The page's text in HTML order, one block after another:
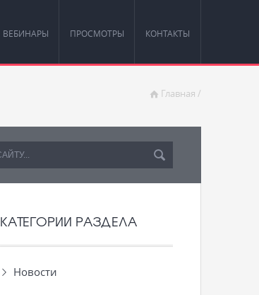
ВЕБИНАРЫ ПРОСМОТРЫ КОНТАКТЫ
Главная /
КАТЕГОРИИ РАЗДЕЛА
Новости